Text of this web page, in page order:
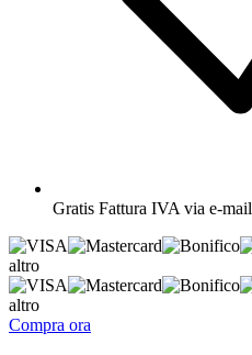
Gratis Fattura IVA via e-mail
altro
altro
Compra ora